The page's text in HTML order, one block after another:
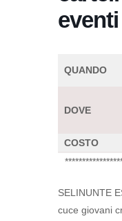
eventi
QUANDO
DOVE
COSTO
SELINUNTE
cuce giovani